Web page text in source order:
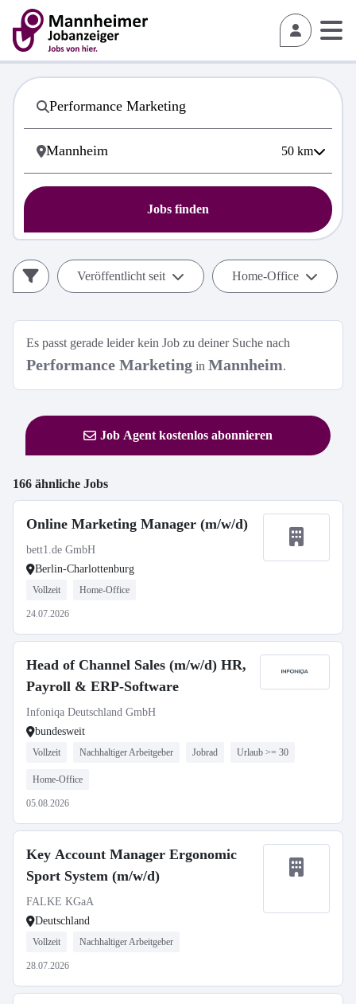
50 km
Jobs finden
Veröffentlicht seit Home-Office
Es passt gerade leider kein Job zu deiner Suche nach
Performance Marketing in Mannheim.
Job Agent kostenlos abonnieren
166 ähnliche Jobs
Online Marketing Manager (m/w/d)
bett1.de GmbH
Berlin-Charlottenburg
Vollzeit Home-Office
24.07.2026
Head of Channel Sales (m/w/d) HR,
Payroll & ERP-Software
Infoniqa Deutschland GmbH
bundesweit
Vollzeit Nachhaltiger Arbeitgeber Jobrad Urlaub >= 30
Home-Office
05.08.2026
Key Account Manager Ergonomic
Sport System (m/w/d)
FALKE KGaA
Deutschland
Vollzeit Nachhaltiger Arbeitgeber
28.07.2026